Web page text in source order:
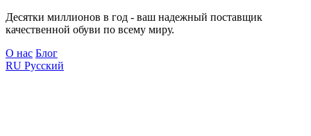
Десятки миллионов в год - ваш надежный поставщик
качественной обуви по всему миру.
О нас Блог
RU Русский